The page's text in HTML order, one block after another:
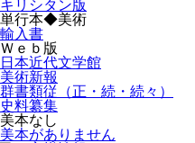
キリシタン版
単行本◆美術
輸入書
Ｗｅｂ版
日本近代文学館
美術新報
群書類従（正・続・続々）
史料纂集
美本なし
美本がありません